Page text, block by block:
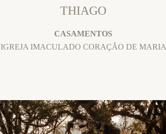
THIAGO
CASAMENTOS
IGREJA IMACULADO CORAÇÃO DE MARIA